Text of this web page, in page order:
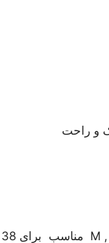
و راحت